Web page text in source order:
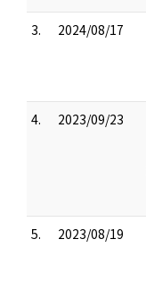
3. 2024/08/17
4. 2023/09/23
5. 2023/08/19